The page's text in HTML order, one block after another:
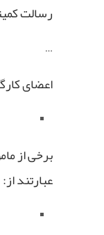
رسالت
…
اعضای
برخی از
عبارتند از: